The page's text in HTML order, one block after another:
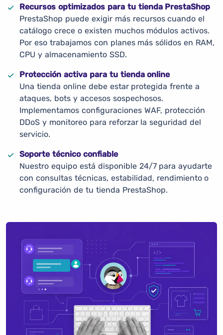
Recursos optimizados para tu tienda PrestaShop
PrestaShop puede exigir más recursos cuando el
catálogo crece o existen muchos módulos activos.
Por eso trabajamos con planes más sólidos en RAM,
CPU y almacenamiento SSD.
Protección activa para tu tienda online
Una tienda online debe estar protegida frente a
ataques, bots y accesos sospechosos.
Implementamos configuraciones WAF, protección
DDoS y monitoreo para reforzar la seguridad del
servicio.
Soporte técnico confiable
Nuestro equipo está disponible 24/7 para ayudarte
con consultas técnicas, estabilidad, rendimiento o
configuración de tu tienda PrestaShop.